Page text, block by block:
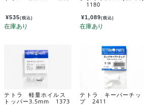
¥535(税込)
1180
¥1,089(税込)
テトラ 軽量ホイルス
トッパー3.5mm 1373
テトラ キーパーチッ
プ 2411